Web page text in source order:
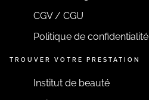
CGV / CGU
Politique de confidentialité
TROUVER VOTRE PRESTATION
Institut de beauté